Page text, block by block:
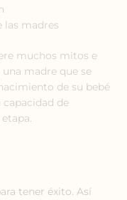
las madres
muchos mitos e
madre que se
de su bebé
capacidad de
tener éxito. Así